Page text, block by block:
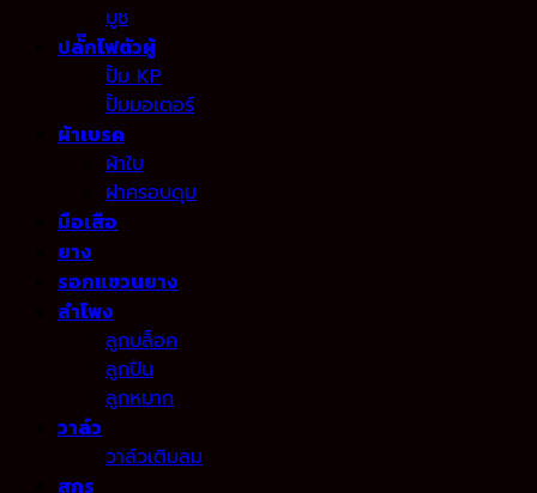
บูช
ปลั๊กไฟตัวผู้
ปั้ม KP
ปั้มมอเตอร์
ผ้าเบรค
ผ้าใบ
ฝาครอบดุม
มือเสือ
ยาง
รอกแขวนยาง
ลำโพง
ลูกบล็อค
ลูกปืน
ลูกหมาก
วาล์ว
วาล์วเติมลม
สกรู